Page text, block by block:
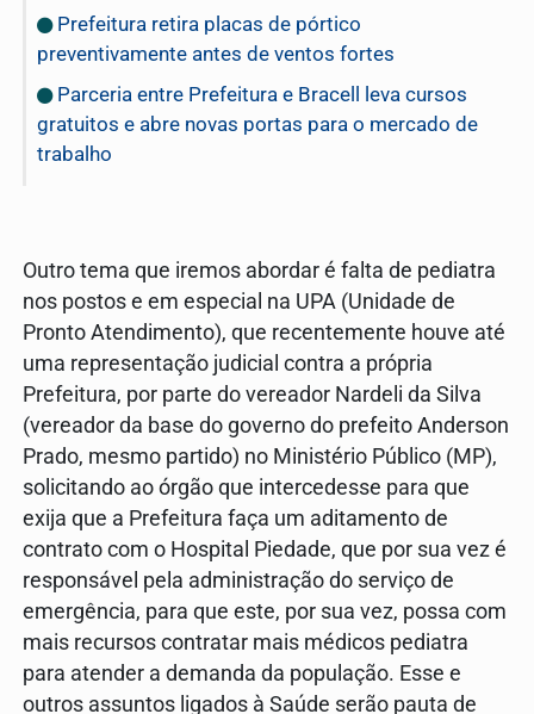
Prefeitura retira placas de pórtico
preventivamente antes de ventos fortes
Parceria entre Prefeitura e Bracell leva cursos
gratuitos e abre novas portas para o mercado de
trabalho
Outro tema que iremos abordar é falta de pediatra
nos postos e em especial na UPA (Unidade de
Pronto Atendimento), que recentemente houve até
uma representação judicial contra a própria
Prefeitura, por parte do vereador Nardeli da Silva
(vereador da base do governo do prefeito Anderson
Prado, mesmo partido) no Ministério Público (MP),
solicitando ao órgão que intercedesse para que
exija que a Prefeitura faça um aditamento de
contrato com o Hospital Piedade, que por sua vez é
responsável pela administração do serviço de
emergência, para que este, por sua vez, possa com
mais recursos contratar mais médicos pediatra
para atender a demanda da população. Esse e
outros assuntos ligados à Saúde serão pauta de